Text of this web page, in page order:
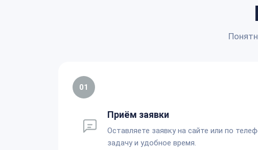
01
Приём заявки
Оставляете заявку на сайте или по
задачу и удобное время.